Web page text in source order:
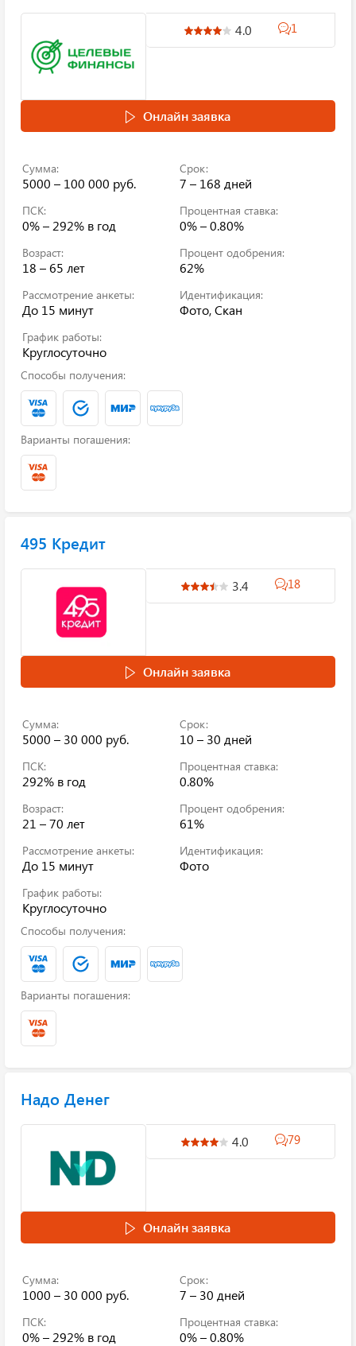
4.0 1
Онлайн заявка
Сумма:
5000 – 100 000 руб.
Срок:
7 – 168 дней
ПСК:
0% – 292% в год
Процентная ставка:
0% – 0.80%
Возраст:
18 – 65 лет
Процент одобрения:
62%
Рассмотрение анкеты:
До 15 минут
Идентификация:
Фото, Скан
График работы:
Круглосуточно
Способы получения:
Варианты погашения:
495 Кредит
3.4 18
Онлайн заявка
Сумма:
5000 – 30 000 руб.
Срок:
10 – 30 дней
ПСК:
292% в год
Процентная ставка:
0.80%
Возраст:
21 – 70 лет
Процент одобрения:
61%
Рассмотрение анкеты:
До 15 минут
Идентификация:
Фото
График работы:
Круглосуточно
Способы получения:
Варианты погашения:
Надо Денег
4.0 79
Онлайн заявка
Сумма:
1000 – 30 000 руб.
Срок:
7 – 30 дней
ПСК:
0% – 292% в год
Процентная ставка:
0% – 0.80%